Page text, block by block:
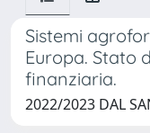
Sistemi
Europa. Stato
finanziaria.
2022/2023 DAL